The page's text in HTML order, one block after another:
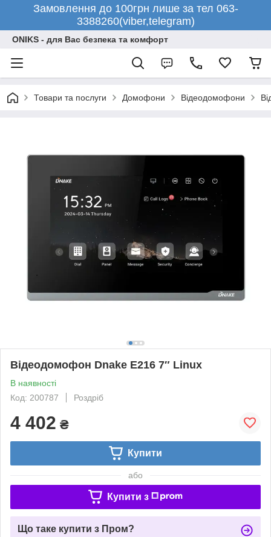
Замовлення до 100грн лише за тел 063-
3388260(viber,telegram)
ONIKS - для Вас безпека та комфорт
Товари та послуги Домофони Відеодомофони
Відеодомофон Dnake E216 7″ Linux
В наявності
Код: 200787
Роздріб
4 402 ₴
Купити
або
Купити з
Що таке купити з Пром?